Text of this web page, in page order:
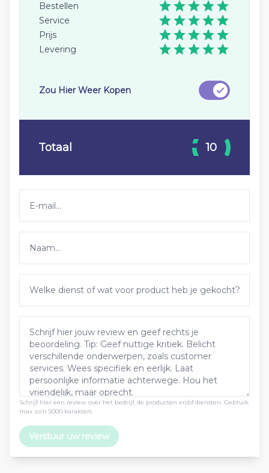
Schrijf hier een review over het bedrijf, de producten en/of diensten. Gebruik
max zo’n 5000 karakters
Verstuur uw review
Bestellen
Service
Prijs
Levering
Zou Hier Weer Kopen
Totaal 10